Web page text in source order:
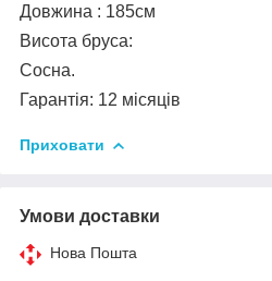
Довжина : 185см
Висота бруса:
Сосна.
Гарантія: 12 місяців
Приховати
Умови доставки
Нова Пошта